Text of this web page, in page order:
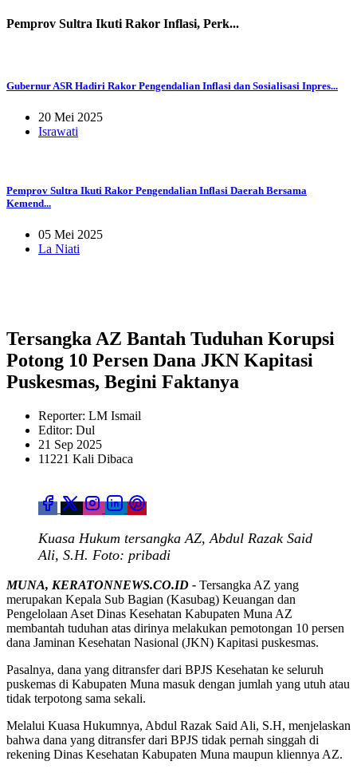
Pemprov Sultra Ikuti Rakor Inflasi, Perk...
Gubernur ASR Hadiri Rakor Pengendalian Inflasi dan Sosialisasi Inpres...
20 Mei 2025
Israwati
Pemprov Sultra Ikuti Rakor Pengendalian Inflasi Daerah Bersama
Kemend...
05 Mei 2025
La Niati
Tersangka AZ Bantah Tuduhan Korupsi
Potong 10 Persen Dana JKN Kapitasi
Puskesmas, Begini Faktanya
Reporter: LM Ismail
Editor: Dul
21 Sep 2025
11221 Kali Dibaca
Kuasa Hukum tersangka AZ, Abdul Razak Said
Ali, S.H. Foto: pribadi
MUNA, KERATONNEWS.CO.ID - Tersangka AZ yang
merupakan Kepala Sub Bagian (Kasubag) Keuangan dan
Pengelolaan Aset Dinas Kesehatan Kabupaten Muna AZ
membantah tuduhan atas dirinya melakukan pemotongan 10 persen
dana Jaminan Kesehatan Nasional (JKN) Kapitasi puskesmas.
Pasalnya, dana yang ditransfer dari BPJS Kesehatan ke seluruh
puskemas di Kabupaten Muna masuk dengan jumlah yang utuh atau
tidak terpotong sama sekali.
Melalui Kuasa Hukumnya, Abdul Razak Said Ali, S.H, menjelaskan
bahwa dana yang ditransfer dari BPJS tidak pernah singgah di
rekening Dinas Kesehatan Kabupaten Muna maupun kliennya AZ.